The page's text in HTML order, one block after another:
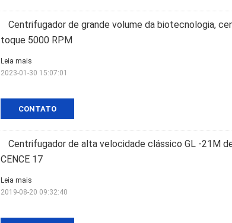
Centrifugador de grande volume da biotecnologia,
toque 5000 RPM
CONTATO
Leia mais
2023-01-30 15:07:01
Centrifugador de alta velocidade clássico GL -21M
CENCE 17
Leia mais
2019-08-20 09:32:40